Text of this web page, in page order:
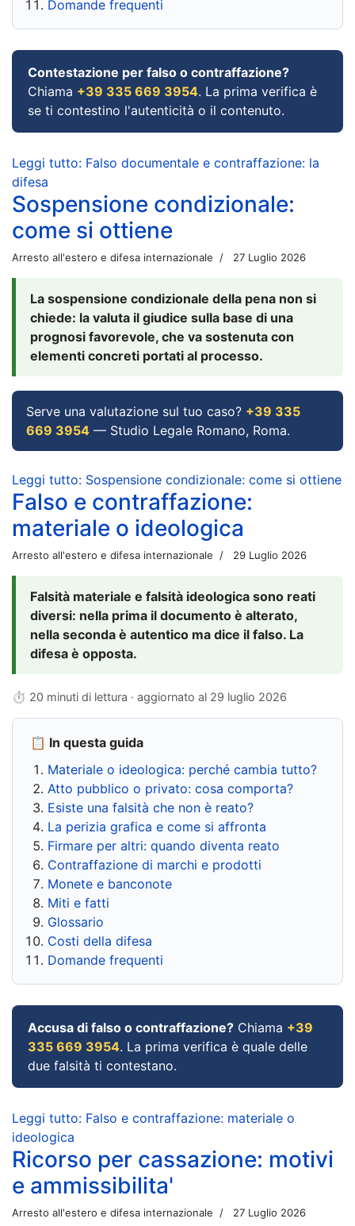
Domande frequenti
Contestazione per falso o contraffazione?
Chiama +39 335 669 3954. La prima verifica è
se ti contestino l'autenticità o il contenuto.
Leggi tutto: Falso documentale e contraffazione: la
difesa
Sospensione condizionale:
come si ottiene
Arresto all'estero e difesa internazionale 27 Luglio 2026
La sospensione condizionale della pena non si
chiede: la valuta il giudice sulla base di una
prognosi favorevole, che va sostenuta con
elementi concreti portati al processo.
Serve una valutazione sul tuo caso? +39 335
669 3954 — Studio Legale Romano, Roma.
Leggi tutto: Sospensione condizionale: come si ottiene
Falso e contraffazione:
materiale o ideologica
Arresto all'estero e difesa internazionale 29 Luglio 2026
Falsità materiale e falsità ideologica sono reati
diversi: nella prima il documento è alterato,
nella seconda è autentico ma dice il falso. La
difesa è opposta.
⏱ 20 minuti di lettura · aggiornato al 29 luglio 2026
📋 In questa guida
Materiale o ideologica: perché cambia tutto?
Atto pubblico o privato: cosa comporta?
Esiste una falsità che non è reato?
La perizia grafica e come si affronta
Firmare per altri: quando diventa reato
Contraffazione di marchi e prodotti
Monete e banconote
Miti e fatti
Glossario
Costi della difesa
Domande frequenti
Accusa di falso o contraffazione? Chiama +39
335 669 3954. La prima verifica è quale delle
due falsità ti contestano.
Leggi tutto: Falso e contraffazione: materiale o
ideologica
Ricorso per cassazione: motivi
e ammissibilita'
Arresto all'estero e difesa internazionale 27 Luglio 2026